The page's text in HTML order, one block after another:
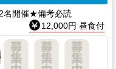
開催★備考必読
12,000円 昼食付